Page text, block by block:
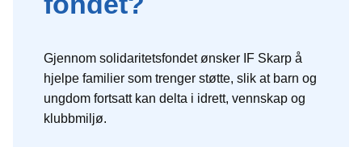
Gjennom solidaritetsfondet ønsker IF Skarp å
hjelpe familier som trenger støtte, slik at barn og
ungdom fortsatt kan delta i idrett, vennskap og
klubbmiljø.